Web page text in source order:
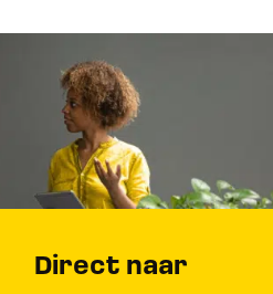
Direct naar